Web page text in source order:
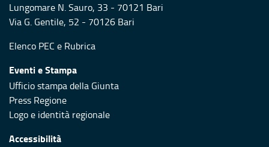
Lungomare N. Sauro, 33 - 70121 Bari
Via G. Gentile, 52 - 70126 Bari
Elenco PEC e Rubrica
Eventi e Stampa
Ufficio stampa della Giunta
Press Regione
Logo e identità regionale
Accessibilità